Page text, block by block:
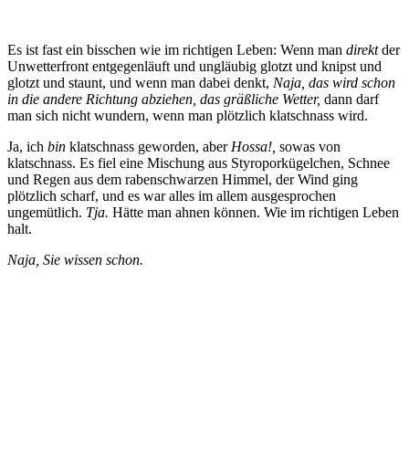
Es ist fast ein bisschen wie im richtigen Leben: Wenn man direktder
Unwetterfront entgegenläuft und ungläubig glotzt und knipst und
glotzt und staunt, und wenn man dabei denkt, Naja, das wird schon
in die andere Richtung abziehen, das gräßliche Wetter, dann darf
man sich nicht wundern, wenn man plötzlich klatschnass wird.
Ja, ich bin klatschnass geworden, aber Hossa!, sowas von
klatschnass. Es fiel eine Mischung aus Styroporkügelchen, Schnee
und Regen aus dem rabenschwarzen Himmel, der Wind ging
plötzlich scharf, und es war alles im allem ausgesprochen
ungemütlich. Tja. Hätte man ahnen können. Wie im richtigen Leben
halt.
Naja, Sie wissen schon.